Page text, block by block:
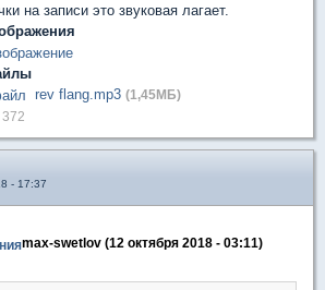
на записи это звуковая лагает.
rev flang.mp3 (1,45МБ)
372
- 17:37
max-swetlov (12 октября 2018 - 03:11)